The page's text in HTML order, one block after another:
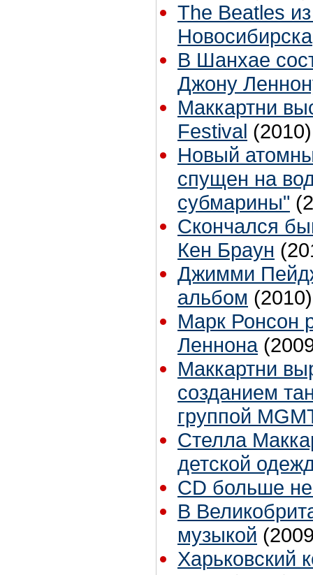
The Beatles
Новосибирска
В Шанхае
Джону
Маккартни
Festival (2010)
Новый
спущен на
субмарины"
Скончался
Кен Браун
Джимми
альбом (2010)
Марк Ронсон
Леннона
Маккартни
созданием
группой
Стелла
детской
CD больше
В
музыкой
Харьковский